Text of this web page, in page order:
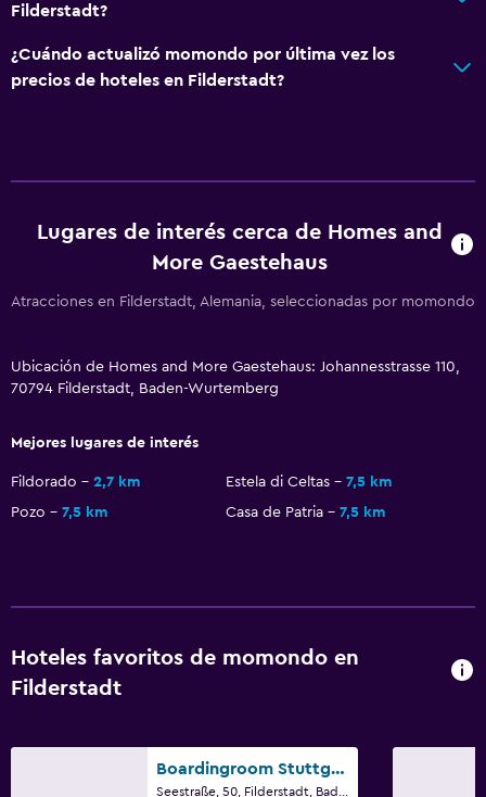
Filderstadt?
¿Cuándo actualizó momondo por última vez los
precios de hoteles en Filderstadt?
Lugares de interés cerca de Homes and
More Gaestehaus
Atracciones en Filderstadt, Alemania, seleccionadas por momondo
Ubicación de Homes and More Gaestehaus: Johannesstrasse 110,
70794 Filderstadt, Baden-Wurtemberg
Mejores lugares de interés
Fildorado 2,7 km Estela di Celtas
7,5 km
Pozo
7,5 km Casa de Patria 7,5 km
Hoteles favoritos de momondo en
Filderstadt
Boardingroom Stuttgart